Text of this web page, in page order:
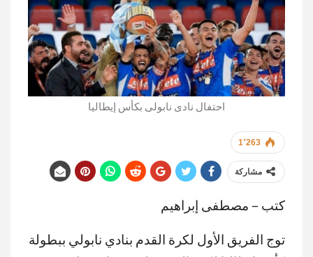
احتفال نادى نابولى بكأس إيطاليا
1٬263
مشاركة
كتب – مصطفى إبراهيم
توج الفريق الأول لكرة القدم بنادي نابولي ببطولة